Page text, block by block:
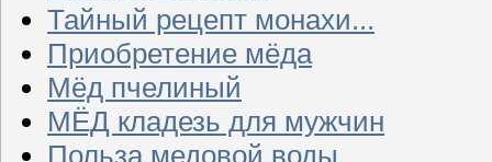
Тайный рецепт монахи...
Приобретение мёда
Мёд пчелиный
МЁД кладезь для мужчин
Польза медовой воды